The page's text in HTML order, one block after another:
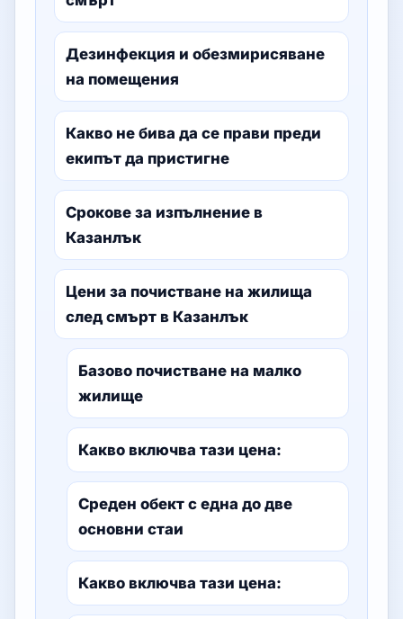
Дезинфекция и обезмирисяване
на помещения
Какво не бива да се прави преди
екипът да пристигне
Срокове за изпълнение в
Казанлък
Цени за почистване на жилища
след смърт в Казанлък
Базово почистване на малко
жилище
Какво включва тази цена:
Среден обект с една до две
основни стаи
Какво включва тази цена: